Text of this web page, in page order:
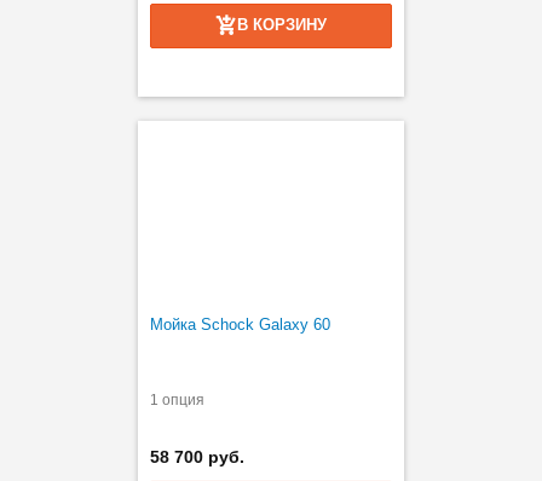
В КОРЗИНУ
Мойка Schock Galaxy 60
1 опция
58 700 руб.